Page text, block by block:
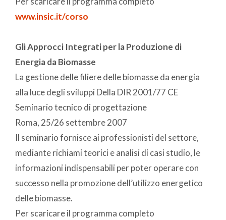
www.insic.it/corso
Gli Approcci Integrati per la Produzione di
Energia da Biomasse
La gestione delle filiere delle biomasse da energia
alla luce degli sviluppi Della DIR 2001/77 CE
Seminario tecnico di progettazione
Roma, 25/26 settembre 2007
Il seminario fornisce ai professionisti del settore,
mediante richiami teorici e analisi di casi studio, le
informazioni indispensabili per poter operare con
successo nella promozione dell’utilizzo energetico
delle biomasse.
Per scaricare il programma completo